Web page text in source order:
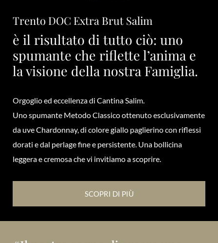
Trento DOC Extra Brut Salim
è il risultato di tutto ciò: uno
spumante che riflette l’anima e
la visione della nostra Famiglia.
Orgoglio ed eccellenza di Cantina Salim.
Uno spumante Metodo Classico ottenuto esclusivamente
da uve Chardonnay, di colore giallo paglierino con riflessi
dorati e dal perlage fine e persistente. Una bollicina
leggera e cremosa che vi invitiamo a scoprire.
SCOPRI DI PIÙ